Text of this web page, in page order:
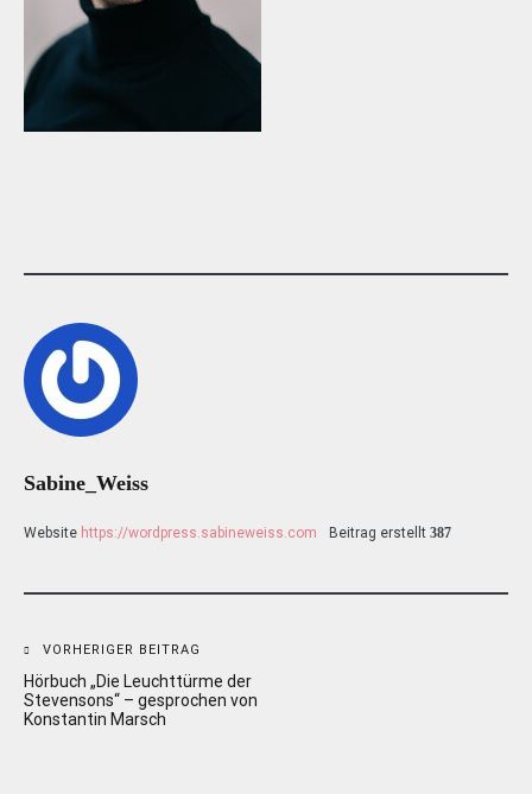
Sabine_Weiss
Website https://wordpress.sabineweiss.com Beitrag erstellt 387
Beitragsnavigation
VORHERIGER BEITRAG
Hörbuch „Die Leuchttürme der
Stevensons“ – gesprochen von
Konstantin Marsch